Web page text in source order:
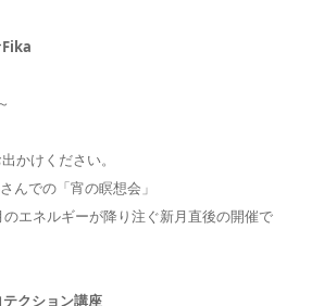
かけください。
んでの「宵の瞑想会」
エネルギーが降り注ぐ新月直後の開催で
クション講座